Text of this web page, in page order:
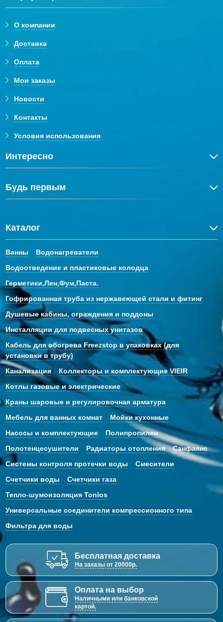
О компании
Доставка
Оплата
Мои заказы
Новости
Контакты
Условия использования
Интересно
Будь первым
Каталог
Ванны
Водонагреватели
Водоотведение и пластиковые колодца
Герметики,Лен,Фум,Паста.
Гофрированная труба из нержавеющей стали и фитинг
Душевые кабины, ограждения и поддоны
Инсталляции для подвесных унитазов
Кабель для обогрева Freezstop в упаковках (для
установки в трубу)
Канализация
Коллекторы и комплектующие VIEIR
Котлы газовые и электрические
Краны шаровые и регулировочная арматура
Мебель для ванных комнат
Мойки кухонные
Насосы и комплектующие
Полипропилен
Полотенцесушители
Радиаторы отопления
Санфаянс
Системы контроля протечки воды
Смесители
Счетчики воды
Счетчики газа
Тепло-шумоизоляция Tonlos
Универсальные соединители компрессионного типа
Фильтра для воды
Бесплатная доставка
На заказы от 20000р.
Оплата на выбор
Наличными или банковской
картой.